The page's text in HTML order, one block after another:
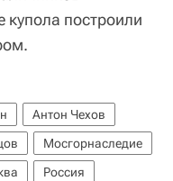
купола построили
Антон Чехов
Мосгорнаследие
Россия